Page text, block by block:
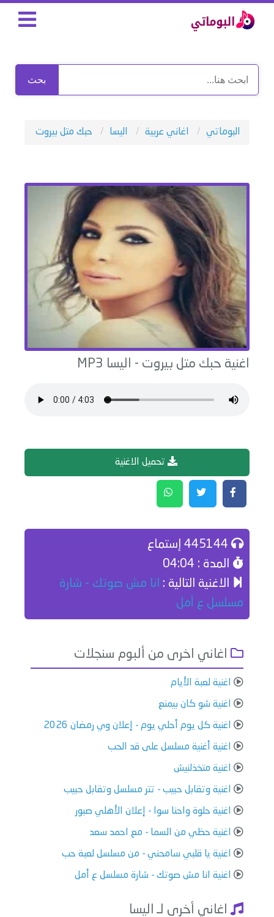
بحث
البوماتي اغاني عربية اليسا حبك متل بيروت
اغنية حبك متل بيروت - اليسا
تحميل الاغنية
المدة : 04:04
الاغنية التالية : انا مش صوتك - شارة
مسلسل ع أمل
اغاني اخرى من ألبوم سنجلات
اغنية لعبة الأيام
اغنية شو كان بيمنع
اغنية كل يوم أحلي يوم - إعلان وي رمضان 2026
اغنية أغنية مسلسل على قد الحب
اغنية متخذلنيش
اغنية وتقابل حبيب - تتر مسلسل وتقابل حبيب
اغنية حلوة واحنا سوا - إعلان الأهلي صبور
اغنية حظي من السما - مع احمد سعد
اغنية يا قلبي سامحني - من مسلسل لعبة حب
اغنية انا مش صوتك - شارة مسلسل ع أمل
اغاني أخرى لـ اليسا